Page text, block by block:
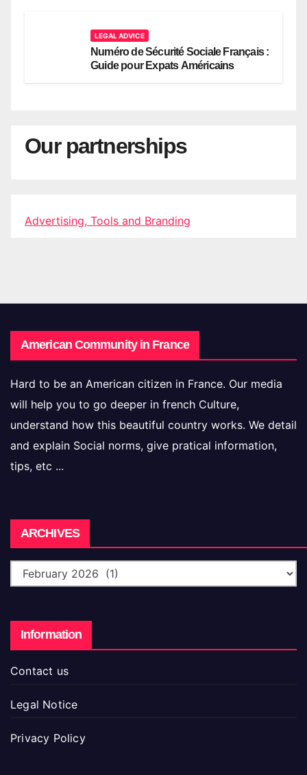
LEGAL ADVICE
Numéro de Sécurité Sociale Français :
Guide pour Expats Américains
Our partnerships
Advertising, Tools and Branding
American Community in France
Hard to be an American citizen in France. Our media
will help you to go deeper in french Culture,
understand how this beautiful country works. We detail
and explain Social norms, give pratical information,
tips, etc ...
ARCHIVES
Information
Contact us
Legal Notice
Privacy Policy